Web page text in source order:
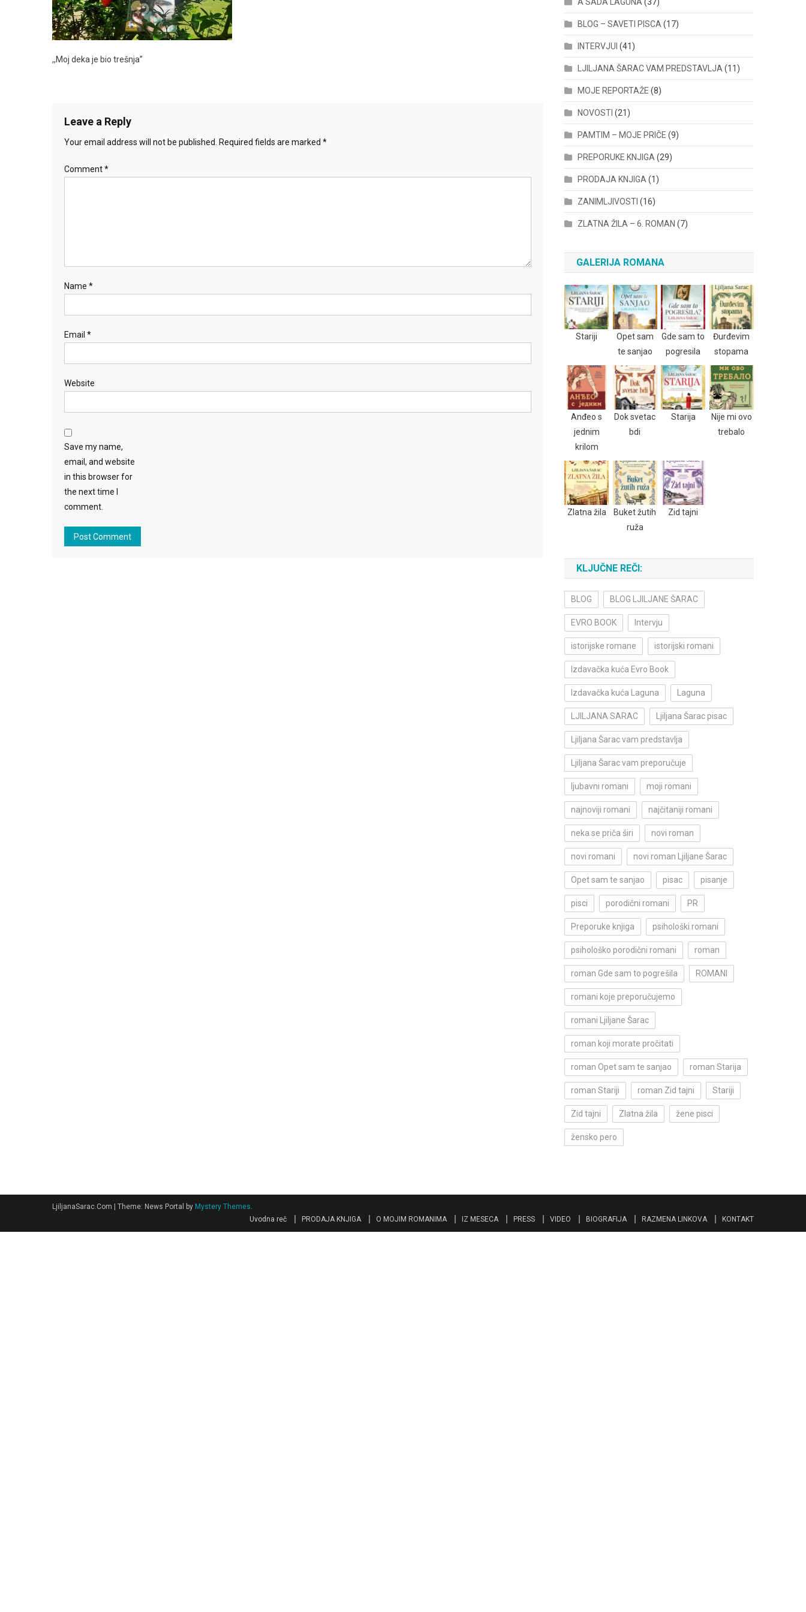
,,Moj deka je bio trešnja”
Leave a Reply
Your email address will not be published. Required fields are marked *
Comment*
Name *
Email *
Website
Save my name,
email, and website
in this browser for
the next time I
comment.
BLOG – SAVETI PISCA (17)
INTERVJUI (41)
LJILJANA ŠARAC VAM PREDSTAVLJA (11)
MOJE REPORTAŽE (8)
NOVOSTI (21)
PAMTIM – MOJE PRIČE (9)
PREPORUKE KNJIGA (29)
PRODAJA KNJIGA (1)
ZANIMLJIVOSTI (16)
ZLATNA ŽILA – 6. ROMAN (7)
GALERIJA ROMANA
Stariji
Opet sam
te sanjao
Gde sam to
pogresila
Đurđevim
stopama
Anđeo s
jednim
krilom
Dok svetac
bdi
Starija
Nije mi ovo
trebalo
Zlatna žila
Buket žutih
ruža
Zid tajni
KLJUČNE REČI:
BLOG BLOG LJILJANE ŠARAC
EVRO BOOK Intervju
istorijske romane istorijski romani
Izdavačka kuća Evro Book
Izdavačka kuća Laguna Laguna
LJILJANA SARAC Ljiljana Šarac pisac
Ljiljana Šarac vam predstavlja
Ljiljana Šarac vam preporučuje
ljubavni romani moji romani
najnoviji romani najčitaniji romani
neka se priča širi novi roman
novi romani novi roman Ljiljane Šarac
Opet sam te sanjao pisac pisanje
pisci porodični romani PR
Preporuke knjiga psihološki romani
psihološko porodični romani roman
roman Gde sam to pogrešila ROMANI
romani koje preporučujemo
romani Ljiljane Šarac
roman koji morate pročitati
roman Opet sam te sanjao roman Starija
roman Stariji roman Zid tajni Stariji
Zid tajni Zlatna žila žene pisci
žensko pero
LjiljanaSarac.Com Theme: News Portal by Mystery Themes.
Uvodna reč
PRODAJA KNJIGA O MOJIM ROMANIMA IZ MESECA PRESS VIDEO BIOGRAFIJA RAZMENA LINKOVA KONTAKT